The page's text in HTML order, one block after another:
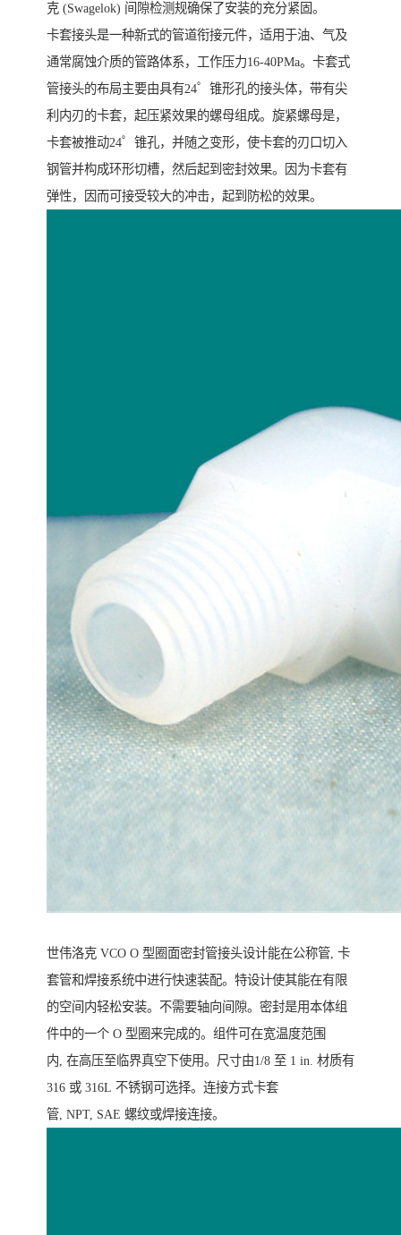
克 (Swagelok) 间隙检测规确保了安装的充分紧固。
卡套接头是一种新式的管道衔接元件，适用于油、气及
通常腐蚀介质的管路体系，工作压力16-40PMa。卡套式
管接头的布局主要由具有24゜锥形孔的接头体，带有尖
利内刃的卡套，起压紧效果的螺母组成。旋紧螺母是，
卡套被推动24゜锥孔，并随之变形，使卡套的刃口切入
钢管并构成环形切槽，然后起到密封效果。因为卡套有
弹性，因而可接受较大的冲击，起到防松的效果。
世伟洛克 VCO O 型圈面密封管接头设计能在公称管, 卡
套管和焊接系统中进行快速装配。特设计使其能在有限
的空间内轻松安装。不需要轴向间隙。密封是用本体组
件中的一个 O 型圈来完成的。组件可在宽温度范围
内, 在高压至临界真空下使用。尺寸由1/8 至 1 in. 材质有
316 或 316L 不锈钢可选择。连接方式卡套
管, NPT, SAE 螺纹或焊接连接。